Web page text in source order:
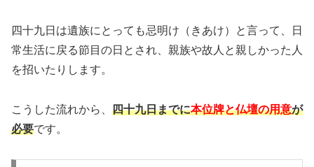
四十九日は遺族にとっても忌明け（きあけ）と言って、日
常生活に戻る節目の日とされ、親族や故人と親しかった人
を招いたりします。
こうした流れから、 四十九日までに本位牌と仏壇の用意が
必要です。